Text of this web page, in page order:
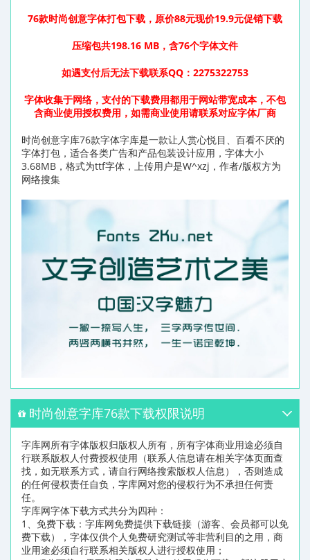
76款时尚创意字体打包下载，原价88元现价19.9元促销下载
压缩包共198.16 MB，含76个字体文件
如遇支付后无法下载联系QQ：2275322753
字体收集于网络，支付的下载费用都用于网站带宽成本，不包
含商业使用授权费用，如需商业使用请联系对应字体厂商
时尚创意字库76款字体字库是一款让人赏心悦目、百看不厌的
字体打包，适合各类广告和产品包装设计应用，字体大小
3.68MB，格式为ttf字体，上传用户是W^xzj，作者/版权方为
网络搜集
时尚创意字库76款下载权限说明
字库网所有字体版权归版权人所有，所有字体商业用途必须自
行联系版权人付费授权使用（联系人信息请在相关字体页面查
找，如无联系方式，请自行网络搜索版权人信息），否则造成
的任何侵权责任自负，字库网对您的侵权行为不承担任何责
任。
字库网字体下载方式共分为四种：
1、免费下载：字库网免费提供下载链接（游客、会员都可以免
费下载），字体仅供个人免费研究测试等非营利目的之用，商
业用途必须自行联系相关版权人进行授权使用；